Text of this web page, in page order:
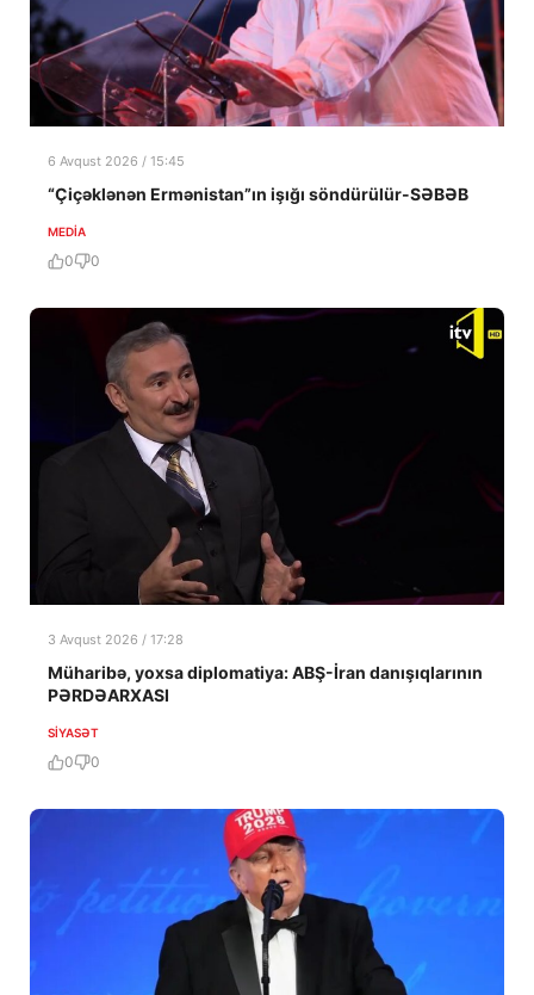
6 Avqust 2026 / 15:45
“Çiçəklənən Ermənistan”ın işığı söndürülür-SƏBƏB
MEDİA
0 0
3 Avqust 2026 / 17:28
Müharibə, yoxsa diplomatiya: ABŞ-İran danışıqlarının
PƏRDƏARXASI
SIYASƏT
0 0